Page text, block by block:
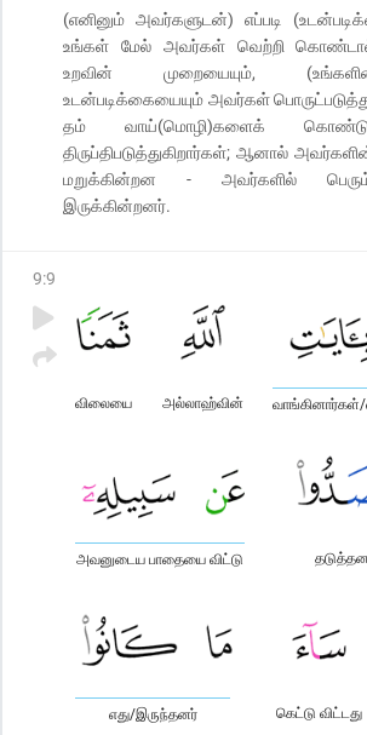
(எனினும் அவர்களுடன்) எப்படி
உங்கள் மேல் அவர்கள் வெற்றி
உறவின் முறையையும்,
உடன்படிக்கையையும் அவர்கள்
தம் வாய்(மொழி)களைக்
திருப்திபடுத்துகிறார்கள்; ஆனால்
மறுக்கின்றன - அவர்களில்
இருக்கின்றனர்.
9:9
அல்லாஹ்வின்
விலையை
அவனுடைய பாதையை விட்டு
கெட்டு விட்டது
எது/இருந்தனர்